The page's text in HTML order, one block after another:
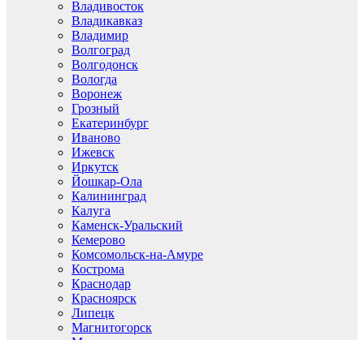
Владивосток
Владикавказ
Владимир
Волгоград
Волгодонск
Вологда
Воронеж
Грозный
Екатеринбург
Иваново
Ижевск
Иркутск
Йошкар-Ола
Калининград
Калуга
Каменск-Уральский
Кемерово
Комсомольск-на-Амуре
Кострома
Краснодар
Красноярск
Липецк
Магнитогорск